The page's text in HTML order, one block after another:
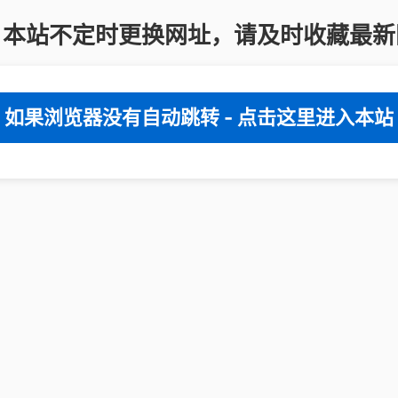
站不定时更换网址，请及时收藏最
如果浏览器没有自动跳转 - 点击这里进入本站